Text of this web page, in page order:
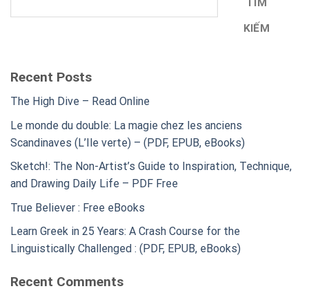
TÌM
KIẾM
Recent Posts
The High Dive – Read Online
Le monde du double: La magie chez les anciens
Scandinaves (L’Ile verte) – (PDF, EPUB, eBooks)
Sketch!: The Non-Artist’s Guide to Inspiration, Technique,
and Drawing Daily Life – PDF Free
True Believer : Free eBooks
Learn Greek in 25 Years: A Crash Course for the
Linguistically Challenged : (PDF, EPUB, eBooks)
Recent Comments